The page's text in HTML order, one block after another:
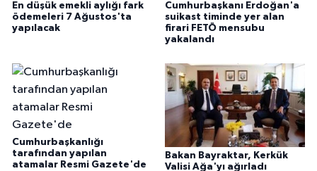
En düşük emekli aylığı fark
ödemeleri 7 Ağustos'ta
yapılacak
Cumhurbaşkanı Erdoğan'a
suikast timinde yer alan
firari FETÖ mensubu
yakalandı
Cumhurbaşkanlığı
tarafından yapılan
atamalar Resmi Gazete'de
Bakan Bayraktar, Kerkük
Valisi Ağa'yı ağırladı